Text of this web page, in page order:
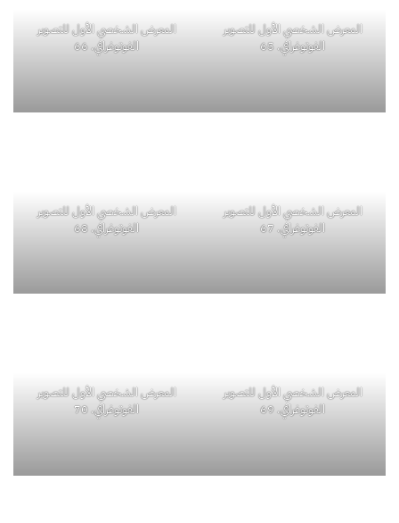
المعرض الشخصي الأول للتصوير
الفوتوغرافي. 68
المعرض الشخصي الأول للتصوير
الفوتوغرافي. 69
المعرض الشخصي الأول للتصوير
الفوتوغرافي. 70